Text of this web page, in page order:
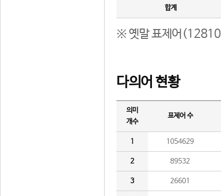
합계
※ 옛말 표제어(12810
다의어 현황
의미
개수
표제어 수
1 1054629
2 89532
3 26601